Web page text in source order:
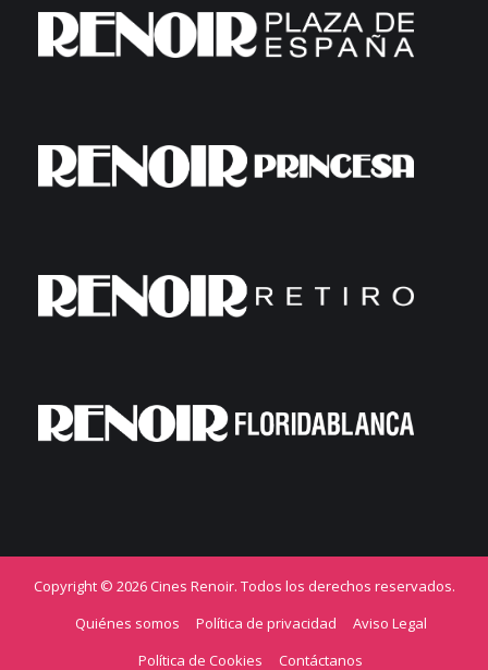
Copyright © 2026 Cines Renoir. Todos los derechos reservados.
Quiénes somos
Política de privacidad
Aviso Legal
Política de Cookies
Contáctanos